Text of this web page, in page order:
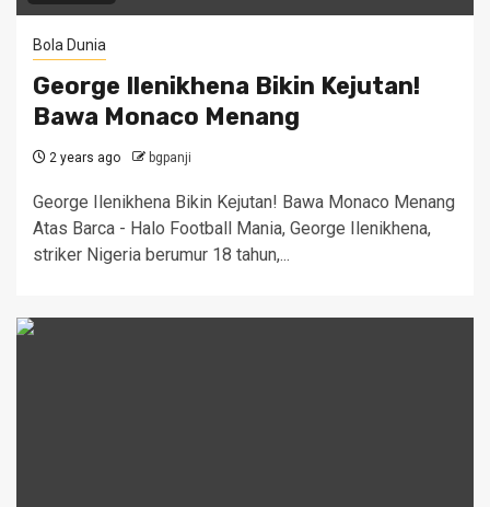
Bola Dunia
George Ilenikhena Bikin Kejutan!
Bawa Monaco Menang
2 years ago bgpanji
George Ilenikhena Bikin Kejutan! Bawa Monaco Menang
Atas Barca - Halo Football Mania, George Ilenikhena,
striker Nigeria berumur 18 tahun,...